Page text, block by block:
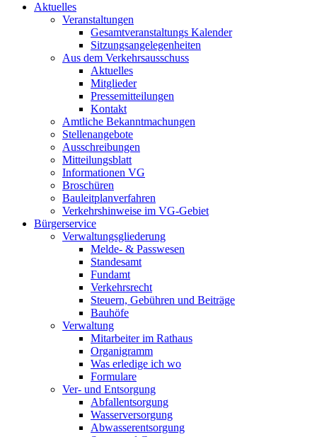
Aktuelles
Veranstaltungen
Gesamtveranstaltungs Kalender
Sitzungsangelegenheiten
Aus dem Verkehrsausschuss
Aktuelles
Mitglieder
Pressemitteilungen
Kontakt
Amtliche Bekanntmachungen
Stellenangebote
Ausschreibungen
Mitteilungsblatt
Informationen VG
Broschüren
Bauleitplanverfahren
Verkehrshinweise im VG-Gebiet
Bürgerservice
Verwaltungsgliederung
Melde- & Passwesen
Standesamt
Fundamt
Verkehrsrecht
Steuern, Gebühren und Beiträge
Bauhöfe
Verwaltung
Mitarbeiter im Rathaus
Organigramm
Was erledige ich wo
Formulare
Ver- und Entsorgung
Abfallentsorgung
Wasserversorgung
Abwasserentsorgung